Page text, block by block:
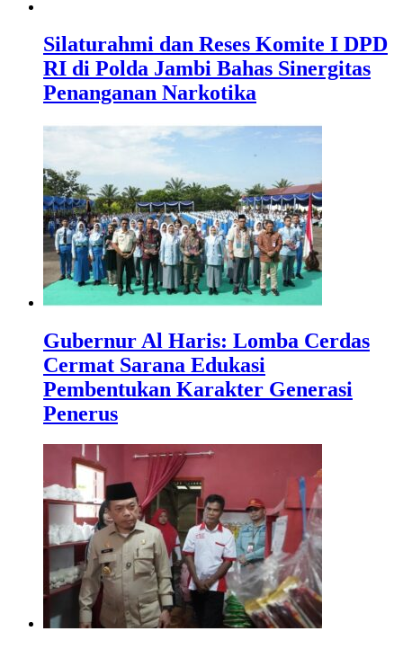
Silaturahmi dan Reses Komite I DPD
RI di Polda Jambi Bahas Sinergitas
Penanganan Narkotika
Gubernur Al Haris: Lomba Cerdas
Cermat Sarana Edukasi
Pembentukan Karakter Generasi
Penerus